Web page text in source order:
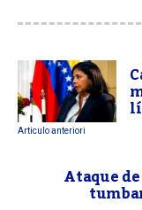
Articulo anteriori
Ataque